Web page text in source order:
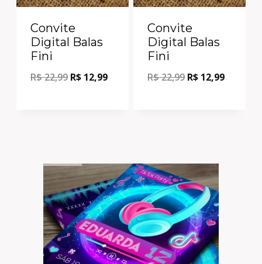
Convite
Digital Balas
Fini
R$22,99 R$ 12,99
Convite
Digital Balas
Fini
R$22,99 R$ 12,99